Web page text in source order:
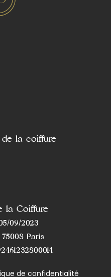
la coiffure
la Coiffure
09/2023
Paris
de confidentialité